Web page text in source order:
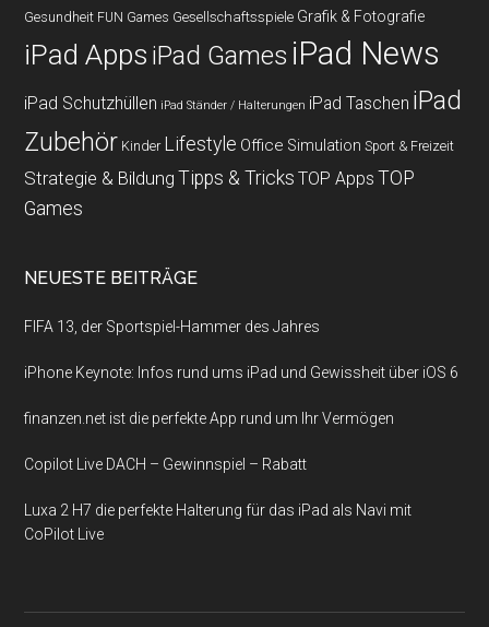
Gesundheit FUN Games Gesellschaftsspiele Grafik & Fotografie
iPad Apps iPad Games iPad News
iPad Schutzhüllen iPad Ständer / Halterungen iPad Taschen iPad
Zubehör Kinder Lifestyle Office Simulation Sport & Freizeit
Strategie & Bildung Tipps & Tricks TOP Apps TOP
Games
NEUESTE BEITRÄGE
FIFA 13, der Sportspiel-Hammer des Jahres
iPhone Keynote: Infos rund ums iPad und Gewissheit über iOS 6
finanzen.net ist die perfekte App rund um Ihr Vermögen
Copilot Live DACH – Gewinnspiel – Rabatt
Luxa 2 H7 die perfekte Halterung für das iPad als Navi mit
CoPilot Live